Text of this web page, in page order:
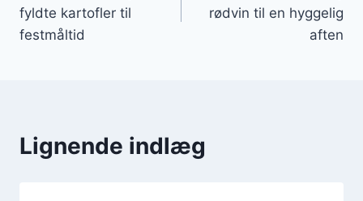
fyldte kartofler til
festmåltid
rødvin til en hyggelig
aften
Lignende indlæg